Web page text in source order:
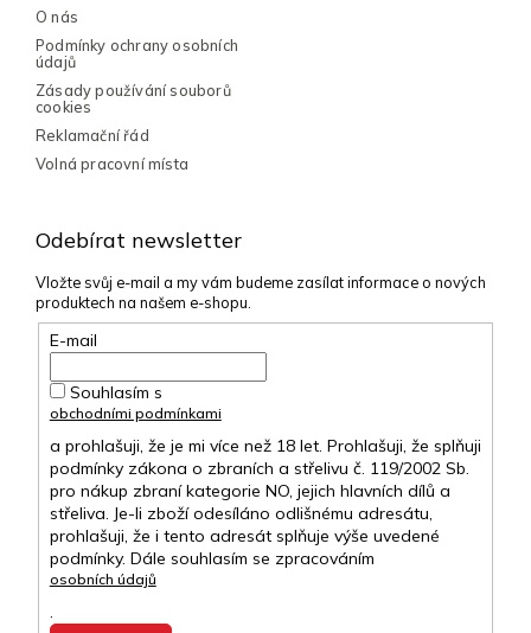
Odebírat newsletter
Vložte svůj e-mail a my vám budeme zasílat informace o nových
produktech na našem e-shopu.
E-mail
Souhlasím s
obchodními podmínkami
a prohlašuji, že je mi více než 18 let. Prohlašuji, že splňuji
podmínky zákona o zbraních a střelivu č. 119/2002 Sb.
pro nákup zbraní kategorie NO, jejich hlavních dílů a
střeliva. Je-li zboží odesíláno odlišnému adresátu,
prohlašuji, že i tento adresát splňuje výše uvedené
podmínky. Dále souhlasím se zpracováním
osobních údajů
.
O nás
Podmínky ochrany osobních
údajů
Zásady používání souborů
cookies
Reklamační řád
Volná pracovní místa